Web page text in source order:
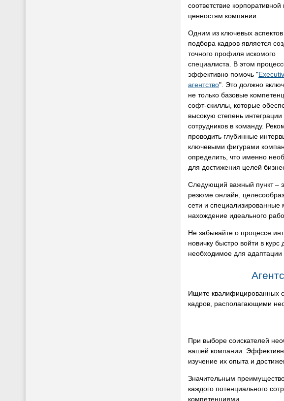
соответствие корпоративной
ценностям компании.
Одним из ключевых
подбора кадров является
точного профиля искомого
специалиста. В этом
эффективно помочь "
агентство". Это должно
не только базовые
софт-скиллы, которые
высокую степень
сотрудников в команду.
проводить глубинные
ключевыми фигурами
определить, что именно
для достижения целей
Следующий важный пункт –
резюме онлайн,
сети и специализированные
нахождение идеального
Не забывайте о процессе
новичку быстро войти в
необходимое для адаптации
Ищите квалифицированных
кадров, располагающими
При выборе соискателей
вашей компании.
изучение их опыта и
Значительным
каждого потенциального
компетенциями.